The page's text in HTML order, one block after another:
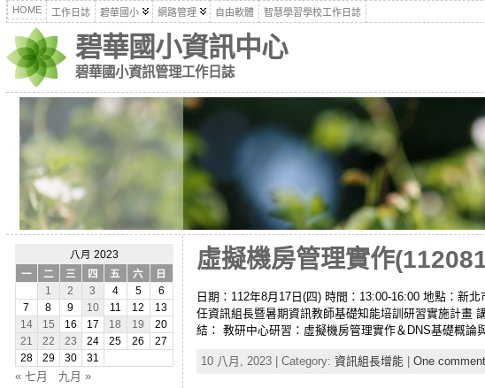
HOME 工作日誌 碧華國小 網路管理 自由軟體 智慧學習學校工作日誌
碧華國小資訊中心
碧華國小資訊管理工作日誌
八月 2023
一
二 三 四 五 六
日
1
2 3 4 5
6
7
8 9 10 11 12
13
14
15 16 17 18 19
20
21
22 23 24 25 26
27
28
29 30 31
« 七月 九月 »
虛擬機房管理實作
日期：112年8月17日(四) 時間：13:00-16:00 地點：新
任資訊組長暨暑期資訊教師基礎知能培訓研習實施計畫
結： 教研中心研習：虛擬機房管理實作＆DNS基礎概論
10 八月, 2023 | Category: 資訊組長增能 | One comment